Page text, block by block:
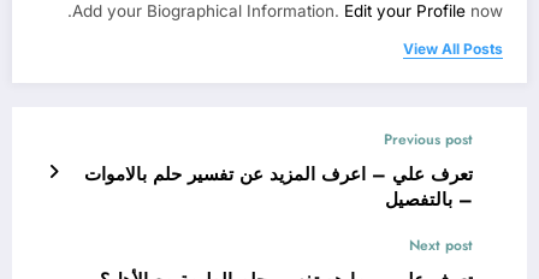
Add your Biographical Information. Edit your Profile now.
View All Posts
Previous post
تعرف علي – اعرف المزيد عن تفسير حلم بالاموات
– بالتفصيل
Next post